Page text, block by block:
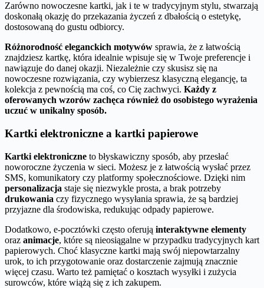
Zarówno nowoczesne kartki, jak i te w tradycyjnym stylu, stwarzają
doskonałą okazję do przekazania życzeń z dbałością o estetykę,
dostosowaną do gustu odbiorcy.
Różnorodność eleganckich motywów sprawia, że z łatwością
znajdziesz kartkę, która idealnie wpisuje się w Twoje preferencje i
nawiązuje do danej okazji. Niezależnie czy skusisz się na
nowoczesne rozwiązania, czy wybierzesz klasyczną elegancję, ta
kolekcja z pewnością ma coś, co Cię zachwyci. Każdy z
oferowanych wzorów zachęca również do osobistego wyrażenia
uczuć w unikalny sposób.
Kartki elektroniczne a kartki papierowe
Kartki elektroniczne to błyskawiczny sposób, aby przesłać
noworoczne życzenia w sieci. Możesz je z łatwością wysłać przez
SMS, komunikatory czy platformy społecznościowe. Dzięki nim
personalizacja staje się niezwykle prosta, a brak potrzeby
drukowania czy fizycznego wysyłania sprawia, że są bardziej
przyjazne dla środowiska, redukując odpady papierowe.
Dodatkowo, e-pocztówki często oferują interaktywne elementy
oraz animacje, które są nieosiągalne w przypadku tradycyjnych kart
papierowych. Choć klasyczne kartki mają swój niepowtarzalny
urok, to ich przygotowanie oraz dostarczenie zajmują znacznie
więcej czasu. Warto też pamiętać o kosztach wysyłki i zużycia
surowców, które wiążą się z ich zakupem.